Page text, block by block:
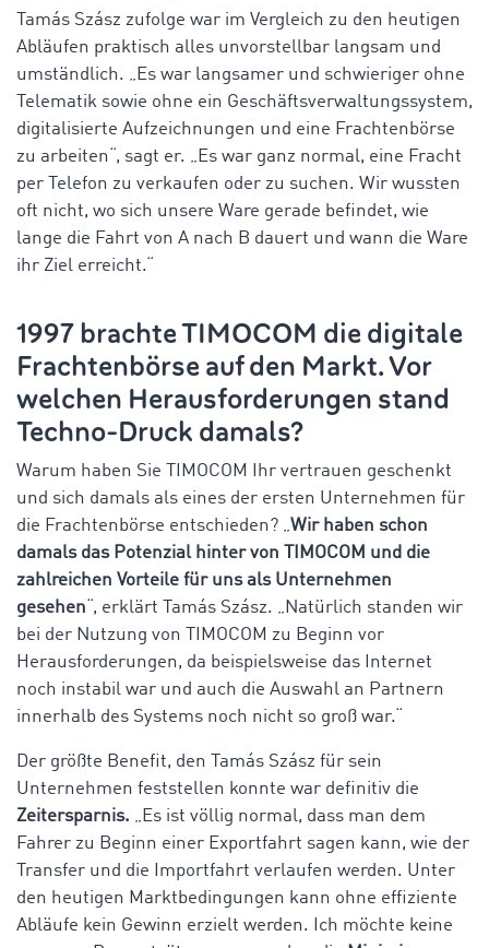
Tamás Szász zufolge war im Vergleich zu den heutigen
Abläufen praktisch alles unvorstellbar langsam und
umständlich. „Es war langsamer und schwieriger ohne
Telematik sowie ohne ein Geschäftsverwaltungssystem,
digitalisierte Aufzeichnungen und eine Frachtenbörse
zu arbeiten“, sagt er. „Es war ganz normal, eine Fracht
per Telefon zu verkaufen oder zu suchen. Wir wussten
oft nicht, wo sich unsere Ware gerade befindet, wie
lange die Fahrt von A nach B dauert und wann die Ware
ihr Ziel erreicht.“
1997 brachte TIMOCOM die digitale
Frachtenbörse auf den Markt. Vor
welchen Herausforderungen stand
Techno-Druck damals?
Warum haben Sie TIMOCOM Ihr vertrauen geschenkt
und sich damals als eines der ersten Unternehmen für
die Frachtenbörse entschieden? „Wir haben schon
damals das Potenzial hinter von TIMOCOM und die
zahlreichen Vorteile für uns als Unternehmen
gesehen “, erklärt Tamás Szász. „Natürlich standen wir
bei der Nutzung von TIMOCOM zu Beginn vor
Herausforderungen, da beispielsweise das Internet
noch instabil war und auch die Auswahl an Partnern
innerhalb des Systems noch nicht so groß war.“
Der größte Benefit, den Tamás Szász für sein
Unternehmen feststellen konnte war definitiv die
Zeitersparnis. „Es ist völlig normal, dass man dem
Fahrer zu Beginn einer Exportfahrt sagen kann, wie der
Transfer und die Importfahrt verlaufen werden. Unter
den heutigen Marktbedingungen kann ohne effiziente
Abläufe kein Gewinn erzielt werden. Ich möchte keine